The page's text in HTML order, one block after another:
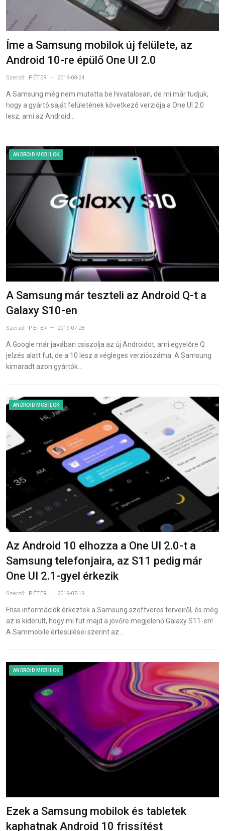
Íme a Samsung mobilok új felülete, az
Android 10-re épülő One UI 2.0
Szerző: PÉTER 2019-08-24
A Samsung még nem mutatta be hivatalosan, de mi már tudjuk,
hogy a gyártó saját felületének következő verziója a One UI 2.0
lesz, ami az Android…
ANDROID MOBILOK
A Samsung már teszteli az Android Q-t a
Galaxy S10-en
Szerző: PÉTER 2019-07-28
A Google már javában csiszolja az új Androidot, ami egyelőre Q
jelzés alatt fut, de a 10 lesz a végleges verziószáma. A Samsung
kimaradt azon gyártók…
ANDROID MOBILOK
Az Android 10 elhozza a One UI 2.0-t a
Samsung telefonjaira, az S11 pedig már
One UI 2.1-gyel érkezik
Szerző: PÉTER 2019-07-19
Friss információk érkeztek a Samsung szoftveres terveiről, és még
az is kiderült, hogy mi fut majd a jövőre megjelenő Galaxy S11-en!
A Sammobile értesülései szerint az…
ANDROID MOBILOK
Ezek a Samsung mobilok és tabletek
kaphatnak Android 10 frissítést